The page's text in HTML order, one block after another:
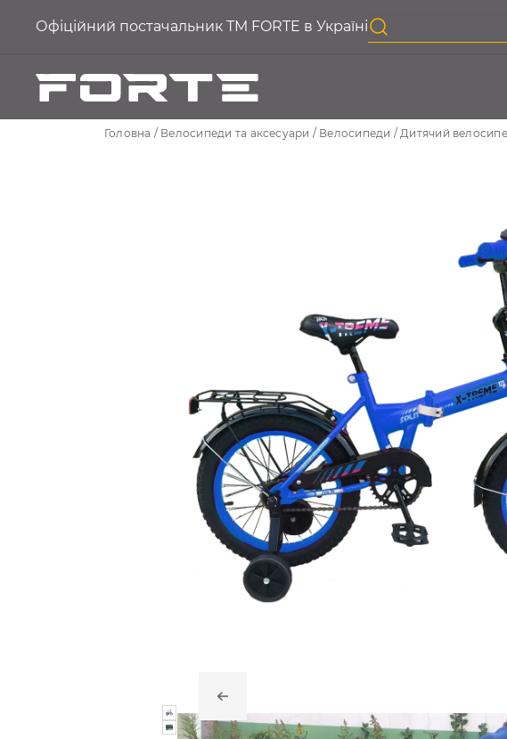
Офіційний постачальник ТМ FORTE в Україні
Головна Велосипеди та аксесуари Велосипеди Дитячий